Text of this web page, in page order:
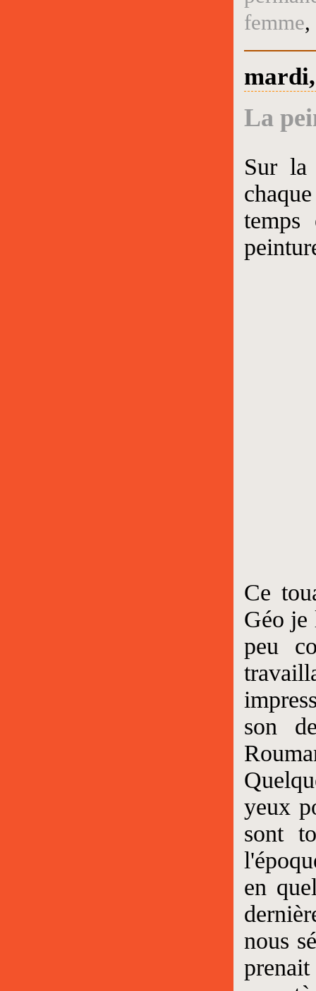
femme,
La
Sur la
Ce
Géo je
peu
son
yeux
sont
en
nous
prenait